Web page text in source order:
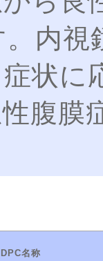
内視
状に
腹膜
DPC名称